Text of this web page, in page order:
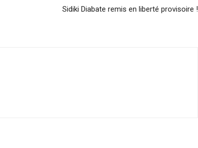
Sidiki Diabate remis en liberté provisoire !